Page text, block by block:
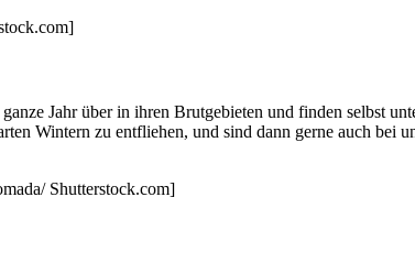
Jahr über in ihren Brutgebieten und finden selbst
Wintern zu entfliehen, und sind dann gerne auch bei
Shutterstock.com]